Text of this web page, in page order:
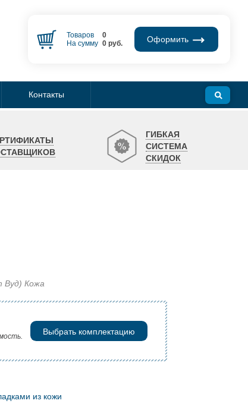
Товаров
0
На сумму 0руб. Оформить
Контакты
ГИБКАЯ
СИСТЕМА
СКИДОК
Вуд) Кожа
Выбрать комплектацию
из кожи